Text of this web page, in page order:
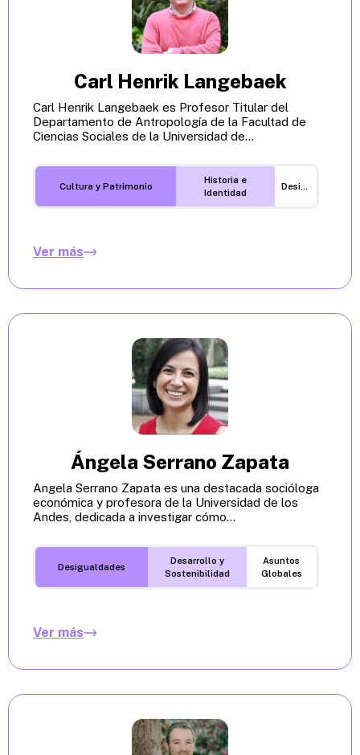
Carl Henrik Langebaek
Carl Henrik Langebaek es Profesor Titular del
Departamento de Antropología de la Facultad de
Ciencias Sociales de la Universidad de...
Cultura y Patrimonio
Historia e
Identidad
Desigualdades
Ver más
Ángela Serrano Zapata
Angela Serrano Zapata es una destacada socióloga
económica y profesora de la Universidad de los
Andes, dedicada a investigar cómo...
Desigualdades
Desarrollo y
Sostenibilidad
Asuntos
Globales
Ver más